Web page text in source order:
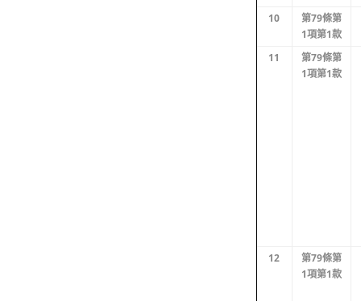
10
第79條第
1項第1款
11
第79條第
1項第1款
12
第79條第
1項第1款